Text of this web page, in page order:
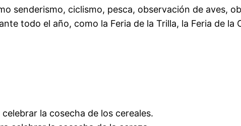
senderismo, ciclismo, pesca, observación de aves,
todo el año, como la Feria de la Trilla, la Feria de la
la cosecha de los cereales.